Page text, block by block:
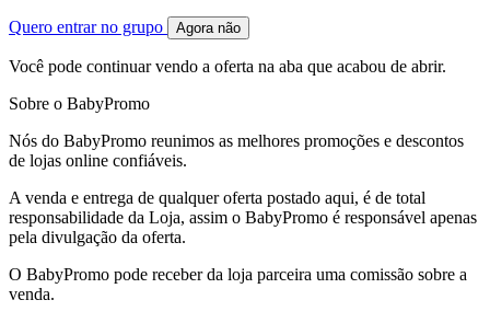
Quero entrar no grupo Agora não
Você pode continuar vendo a oferta na aba que acabou de abrir.
Sobre o BabyPromo
Nós do BabyPromo reunimos as melhores promoções e descontos
de lojas online confiáveis.
A venda e entrega de qualquer oferta postado aqui, é de total
responsabilidade da Loja, assim o BabyPromo é responsável apenas
pela divulgação da oferta.
O BabyPromo pode receber da loja parceira uma comissão sobre a
venda.